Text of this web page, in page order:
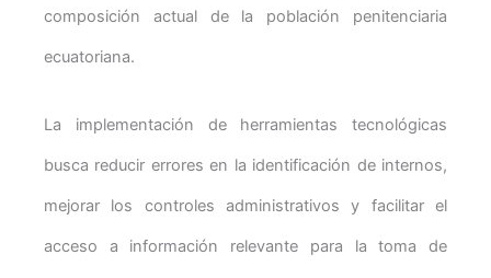
composición actual de la población penitenciaria
ecuatoriana.
La implementación de herramientas tecnológicas
busca reducir errores en la identificación de internos,
mejorar los controles administrativos y facilitar el
acceso a información relevante para la toma de